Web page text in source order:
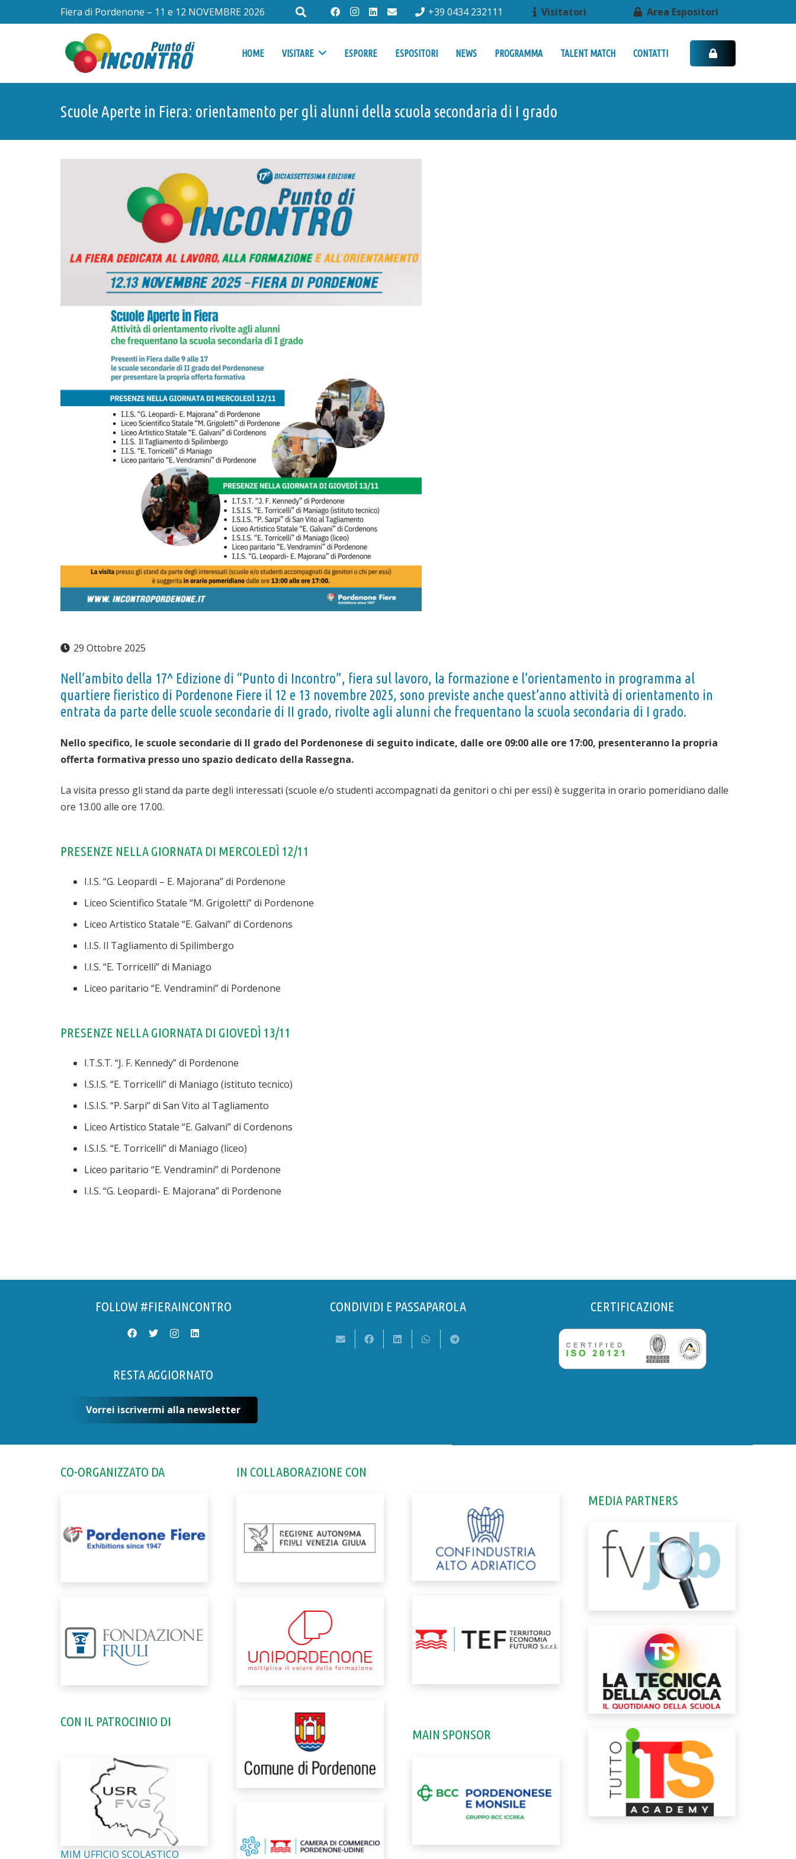
Fiera di Pordenone – 11 e 12 NOVEMBRE 2026 +39 0434 232111 Visitatori Area Espositori
HOME VISITARE ESPORRE ESPOSITORI NEWS PROGRAMMA TALENT MATCH CONTATTI
Scuole Aperte in Fiera: orientamento per gli alunni della scuola secondaria di I grado
29 Ottobre 2025
Nell’ambito della 17^ Edizione di “Punto di Incontro”, fiera sul lavoro, la formazione e l’orientamento in programma al
quartiere fieristico di Pordenone Fiere il 12 e 13 novembre 2025, sono previste anche quest’anno attività di orientamento in
entrata da parte delle scuole secondarie di II grado, rivolte agli alunni che frequentano la scuola secondaria di I grado.
Nello specifico, le scuole secondarie di II grado del Pordenonese di seguito indicate, dalle ore 09:00 alle ore 17:00, presenteranno la propria
offerta formativa presso uno spazio dedicato della Rassegna.
La visita presso gli stand da parte degli interessati (scuole e/o studenti accompagnati da genitori o chi per essi) è suggerita in orario pomeridiano dalle
ore 13.00 alle ore 17.00.
PRESENZE NELLA GIORNATA DI MERCOLEDÌ 12/11
I.I.S. “G. Leopardi – E. Majorana” di Pordenone
Liceo Scientifico Statale “M. Grigoletti” di Pordenone
Liceo Artistico Statale “E. Galvani” di Cordenons
I.I.S. Il Tagliamento di Spilimbergo
I.I.S. “E. Torricelli” di Maniago
Liceo paritario “E. Vendramini” di Pordenone
PRESENZE NELLA GIORNATA DI GIOVEDÌ 13/11
I.T.S.T. “J. F. Kennedy” di Pordenone
I.S.I.S. “E. Torricelli” di Maniago (istituto tecnico)
I.S.I.S. “P. Sarpi” di San Vito al Tagliamento
Liceo Artistico Statale “E. Galvani” di Cordenons
I.S.I.S. “E. Torricelli” di Maniago (liceo)
Liceo paritario “E. Vendramini” di Pordenone
I.I.S. “G. Leopardi- E. Majorana” di Pordenone
FOLLOW #FIERAINCONTRO
RESTA AGGIORNATO
Vorrei iscrivermi alla newsletter
CONDIVIDI E PASSAPAROLA CERTIFICAZIONE
CO-ORGANIZZATO DA
CON IL PATROCINIO DI
MIM UFFICIO SCOLASTICO
IN COLLABORAZIONE CON
MAIN SPONSOR
MEDIA PARTNERS